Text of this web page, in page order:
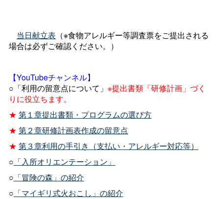
当日献立表 （※食物アレルギー等調査票をご提出される
場合は必ずご確認ください。）
【YouTubeチャンネル】
○「利用の留意点について」 ※提出書類「研修計画」づく
りに役立ちます。
★ 第１章提出書類・プログラムの選び方
★ 第２章研修計画表作成の留意点
★ 第３章利用の手引き（支払い・アレルギー対応等）
○ 「入所オリエンテーション」
○ 「冒険の森」の紹介
○ 「マイギリ式火おこし」の紹介